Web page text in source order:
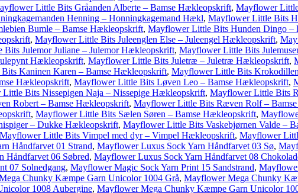
Little Bits Gråanden Alberte – Bamse Hækleopskrift, Mayflower
Henning – Honningkagemand Hækl, Mayflower Little Bits
Bumle – Bamse Hækleopskrift, Mayflower Little Bits Hunden Dingo –
, Mayflower Little Bits Juleenglen Else – Juleengel Hækleopskrift,
Julemor Juliane – Julemor Hækleopskrift, Mayflower Little Bits
Hækleopskrift, Mayflower Little Bits Juletræ – Juletræ Hækleopskrift,
Kaninen Karen – Bamse Hækleopskrift, Mayflower Little Bits
Hækleopskrift, Mayflower Little Bits Løven Leo – Bamse Hækleopskrift,
Bits Nissepigen Naja – Nissepige Hækleopskrift, Mayflower Little Bits
Robert – Bamse Hækleopskrift, Mayflower Little Bits Ræven Rolf –
, Mayflower Little Bits Sælen Søren – Bamse Hækleopskrift,
– Dukke Hækleopskrift, Mayflower Little Bits Vaskebjørnen Valde –
Mayflower Little Bits Vimpel med dyr – Vimpel Hækleopskrift, Mayflower
Håndfarvet 01 Strand, Mayflower Luxus Sock Yarn Håndfarvet 03 Sø,
Håndfarvet 06 Søbred, Mayflower Luxus Sock Yarn Håndfarvet 08
07 Solnedgang, Mayflower Magic Sock Yarn Print 15 Sandstrand,
Chunky Kæmpe Garn Unicolor 1004 Grå, Mayflower Mega Chunky
1008 Aubergine, Mayflower Mega Chunky Kæmpe Garn Unicolor